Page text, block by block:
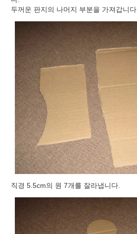
두꺼운 판지의 나머지 부분을 가져갑니다.
직경 5.5cm의 원 7개를 잘라냅니다.